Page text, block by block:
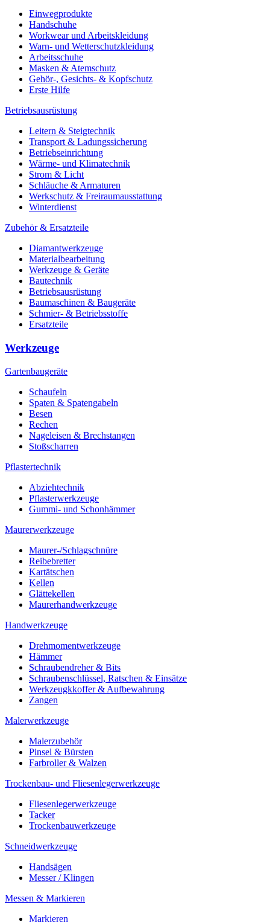
Einwegprodukte
Handschuhe
Workwear und Arbeitskleidung
Warn- und Wetterschutzkleidung
Arbeitsschuhe
Masken & Atemschutz
Gehör-, Gesichts- & Kopfschutz
Erste Hilfe
Betriebsausrüstung
Leitern & Steigtechnik
Transport & Ladungssicherung
Betriebseinrichtung
Wärme- und Klimatechnik
Strom & Licht
Schläuche & Armaturen
Werkschutz & Freiraumausstattung
Winterdienst
Zubehör & Ersatzteile
Diamantwerkzeuge
Materialbearbeitung
Werkzeuge & Geräte
Bautechnik
Betriebsausrüstung
Baumaschinen & Baugeräte
Schmier- & Betriebsstoffe
Ersatzteile
Werkzeuge
Gartenbaugeräte
Schaufeln
Spaten & Spatengabeln
Besen
Rechen
Nageleisen & Brechstangen
Stoßscharren
Pflastertechnik
Abziehtechnik
Pflasterwerkzeuge
Gummi- und Schonhämmer
Maurerwerkzeuge
Maurer-/Schlagschnüre
Reibebretter
Kartätschen
Kellen
Glättekellen
Maurerhandwerkzeuge
Handwerkzeuge
Drehmomentwerkzeuge
Hämmer
Schraubendreher & Bits
Schraubenschlüssel, Ratschen & Einsätze
Werkzeugkkoffer & Aufbewahrung
Zangen
Malerwerkzeuge
Malerzubehör
Pinsel & Bürsten
Farbroller & Walzen
Trockenbau- und Fliesenlegerwerkzeuge
Fliesenlegerwerkzeuge
Tacker
Trockenbauwerkzeuge
Schneidwerkzeuge
Handsägen
Messer / Klingen
Messen & Markieren
Markieren